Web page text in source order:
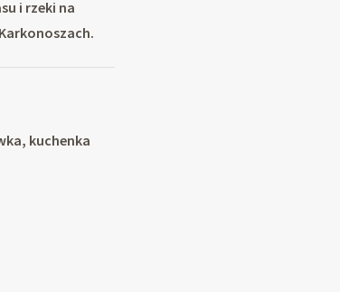
i rzeki na
kuchenka